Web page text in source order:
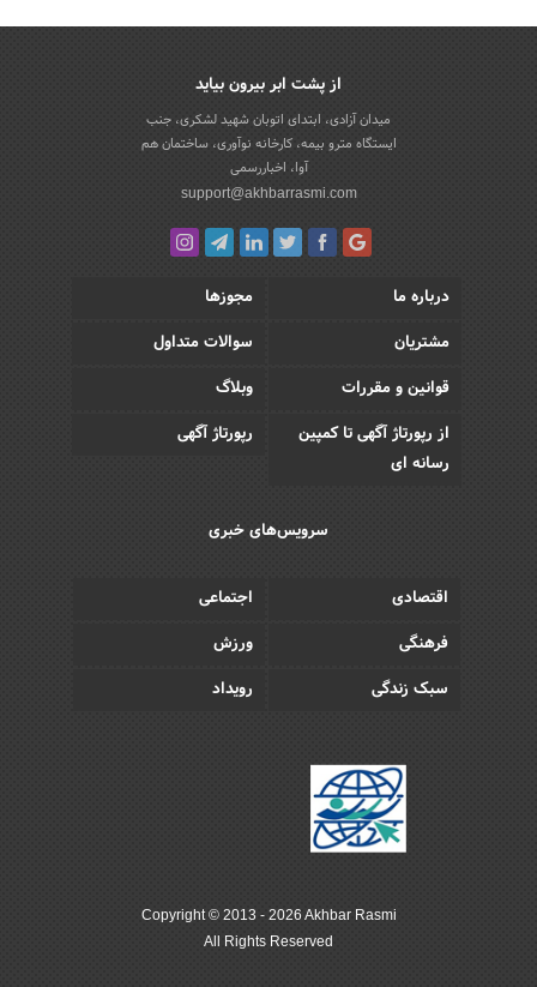
از پشت ابر بیرون بیاید
میدان آزادی، ابتدای اتوبان شهید لشکری، جنب
ایستگاه مترو بیمه، کارخانه نوآوری، ساختمان هم
آوا، اخباررسمی
support@akhbarrasmi.com
درباره ما
مجوزها
مشتریان
سوالات متداول
قوانین و مقررات
وبلاگ
از رپورتاژ آگهی تا کمپین
رسانه ای
رپورتاژ آگهی
سرویس‌های خبری
اقتصادی
اجتماعی
فرهنگی
ورزش
سبک زندگی
رویداد
Copyright © 2013 - 2026 Akhbar Rasmi
All Rights Reserved